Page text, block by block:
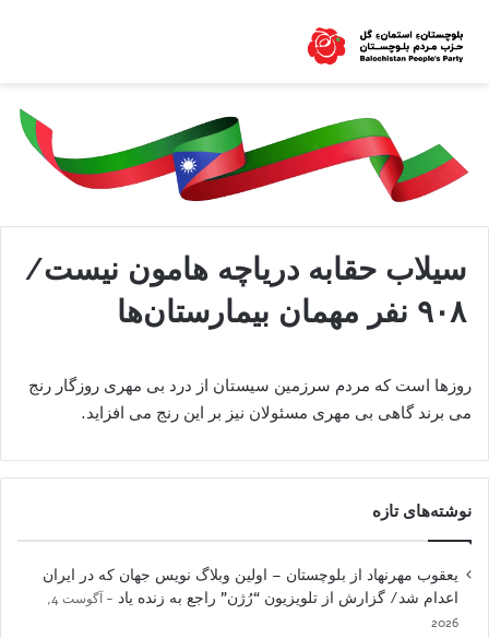
سیلاب حقابه دریاچه هامون نیست/
۹۰۸ نفر مهمان بیمارستان‌ها
روزها است که مردم سرزمین سیستان از درد بی مهری روزگار رنج
می برند گاهی بی مهری مسئولان نیز بر این رنج می افزاید.
نوشته‌های تازه
یعقوب مهرنهاد از بلوچستان – اولین وبلاگ نویس جهان که در ایران
اعدام شد/ گزارش از تلویزیون “رُژن” راجع به زنده یاد
آگوست 4,
2026